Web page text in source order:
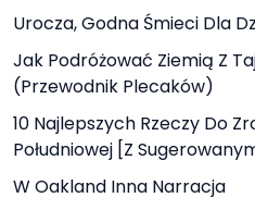
Urocza, Godna Śmieci Dla
Jak Podróżować Ziemią Z
(przewodnik Plecaków)
10 Najlepszych Rzeczy Do
Południowej [z
W Oakland Inna Narracja